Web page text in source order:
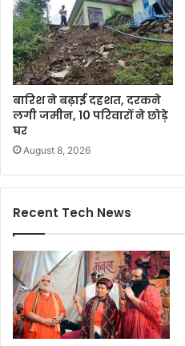
बारिश ने बढ़ाई दहशत, दरकने
लगी जमीन, 10 परिवारों ने छोड़े
घर
August 8, 2026
Recent Tech News